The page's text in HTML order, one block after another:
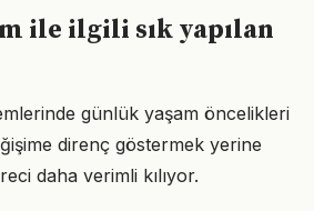
ile ilgili sık yapılan
günlük yaşam öncelikleri
direnç göstermek yerine
daha verimli kılıyor.